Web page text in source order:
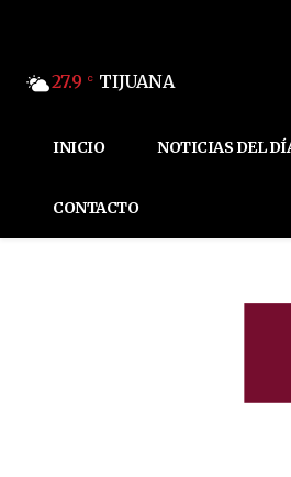
27.9 C TIJUANA
INICIO NOTICIAS DEL
CONTACTO